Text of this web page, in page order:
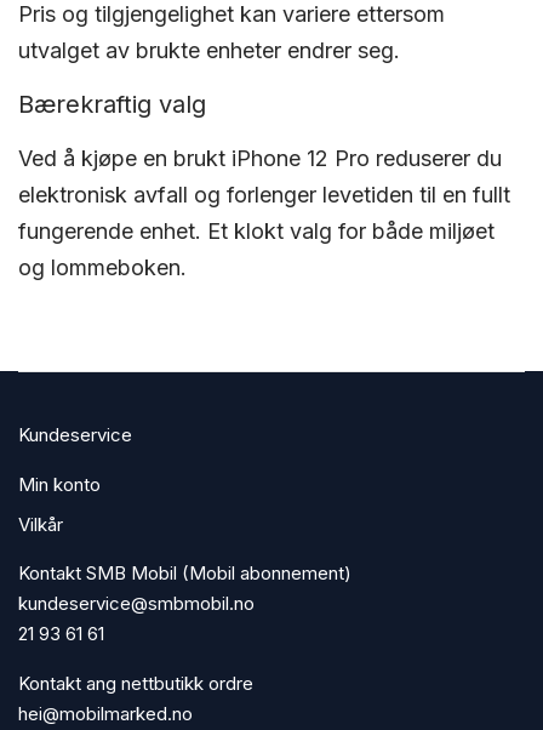
Pris og tilgjengelighet kan variere ettersom
utvalget av brukte enheter endrer seg.
Bærekraftig valg
Ved å kjøpe en brukt iPhone 12 Pro reduserer du
elektronisk avfall og forlenger levetiden til en fullt
fungerende enhet. Et klokt valg for både miljøet
og lommeboken.
Kundeservice
Min konto
Vilkår
Kontakt SMB Mobil (Mobil abonnement)
kundeservice@smbmobil.no
21 93 61 61
Kontakt ang nettbutikk ordre
hei@mobilmarked.no